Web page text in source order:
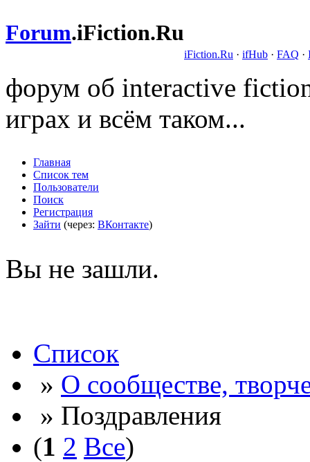
Forum.iFiction.Ru
iFiction.Ru · ifHub · FAQ ·
форум об interactive
играх и всём таком...
Главная
Список тем
Пользователи
Поиск
Регистрация
Зайти (через: ВКонтакте)
Вы не зашли.
Список
» О сообществе,
» Поздравления
(1 2 Все)